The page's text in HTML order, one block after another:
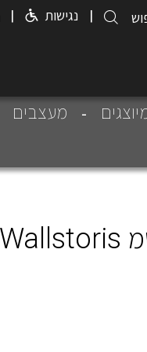
| נגישות |
מעצבים